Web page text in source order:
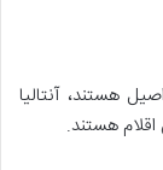
هستند، آنتالیا
هستند.